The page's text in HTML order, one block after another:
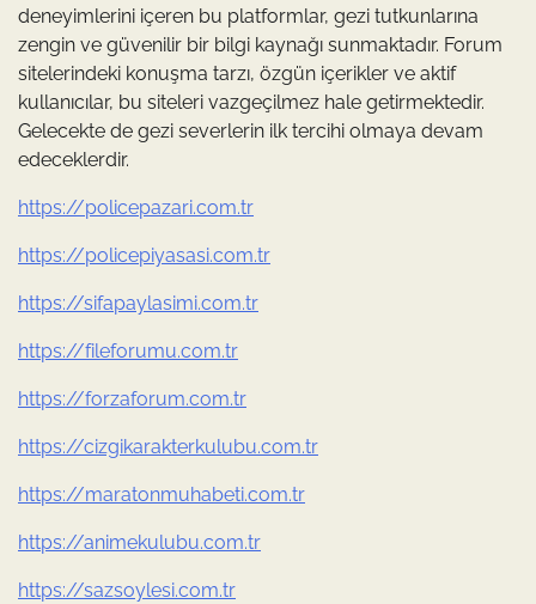
deneyimlerini içeren bu platformlar, gezi tutkunlarına
zengin ve güvenilir bir bilgi kaynağı sunmaktadır. Forum
sitelerindeki konuşma tarzı, özgün içerikler ve aktif
kullanıcılar, bu siteleri vazgeçilmez hale getirmektedir.
Gelecekte de gezi severlerin ilk tercihi olmaya devam
edeceklerdir.
https://policepazari.com.tr
https://policepiyasasi.com.tr
https://sifapaylasimi.com.tr
https://fileforumu.com.tr
https://forzaforum.com.tr
https://cizgikarakterkulubu.com.tr
https://maratonmuhabeti.com.tr
https://animekulubu.com.tr
https://sazsoylesi.com.tr